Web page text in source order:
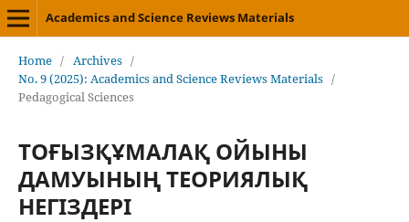
Academics and Science Reviews Materials
Home / Archives /
No. 9 (2025): Academics and Science Reviews Materials /
Pedagogical Sciences
ТОҒЫЗҚҰМАЛАҚ ОЙЫНЫ
ДАМУЫНЫҢ ТЕОРИЯЛЫҚ
НЕГІЗДЕРІ